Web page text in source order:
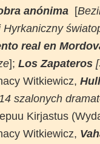
anónima [
Hyrkaniczny
real en
]; Los Zapateros
Witkiewicz,
szalonych
Kirjastus
Witkiewicz,